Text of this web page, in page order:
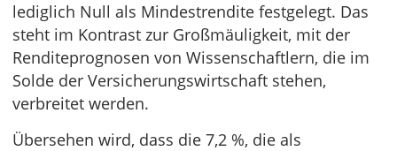
lediglich Null als Mindestrendite festgelegt. Das
steht im Kontrast zur Großmäuligkeit, mit der
Renditeprognosen von Wissenschaftlern, die im
Solde der Versicherungswirtschaft stehen,
verbreitet werden.
Übersehen wird, dass die 7,2 %, die als